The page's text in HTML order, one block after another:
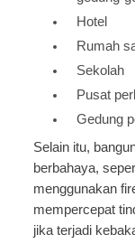
Hotel
Rumah
Sekolah
Pusat
Gedung
Selain itu,
berbahaya,
menggunakan
mempercepat
jika terjadi